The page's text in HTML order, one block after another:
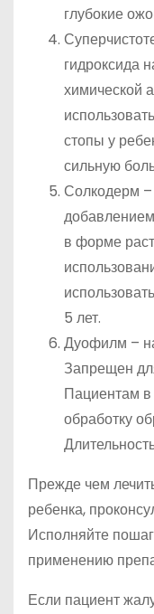
глубокие
гидроксида
химической
стопы у
сильную
Солкодерм –
в форме
5 лет.
Дуофилм –
Запрещен
Пациентам в
обработку
Прежде чем
ребенка,
Исполняйте
применению
Если пациент